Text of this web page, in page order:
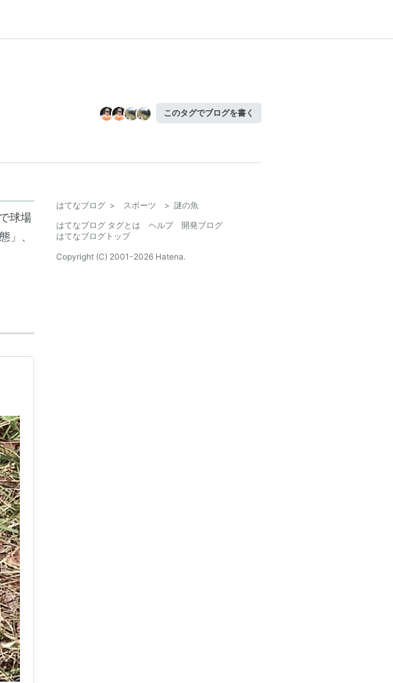
このタグでブログを書く
球場
」、
はてなブログ > スポーツ > 謎の魚
はてなブログ タグとは
ヘルプ
開発ブログ
はてなブログトップ
Copyright (C) 2001-2026 Hatena.